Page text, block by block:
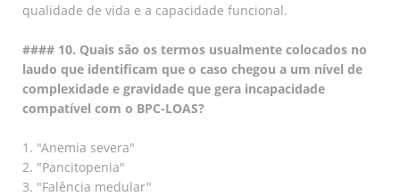
qualidade de vida e a capacidade funcional.
#### 10. Quais são os termos usualmente colocados no
laudo que identificam que o caso chegou a um nível de
complexidade e gravidade que gera incapacidade
compatível com o BPC-LOAS?
1. "Anemia severa"
2. "Pancitopenia"
3. "Falência medular"